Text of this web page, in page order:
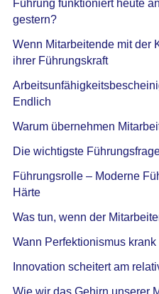
Führung funktioniert heute
gestern?
Wenn Mitarbeitende mit der
ihrer Führungskraft
Endlich
Warum übernehmen
Die wichtigste
Führungsrolle – Moderne
Härte
Was tun, wenn der
Wann Perfektionismus
Innovation scheitert am
Wie wir das Gehirn unserer